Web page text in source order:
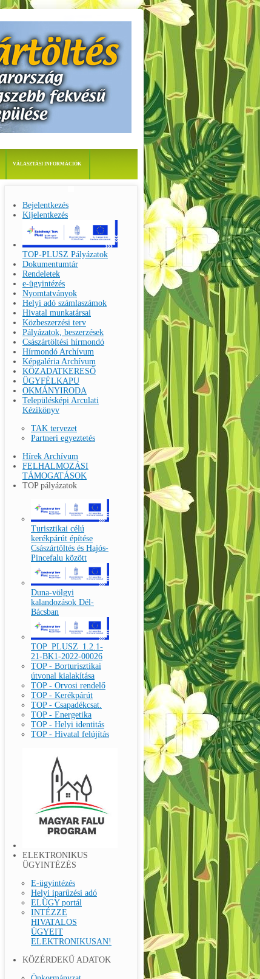
VÁLASZTÁSI INFORMÁCIÓK
Bejelentkezés
Kijelentkezés
TOP-PLUSZ Pályázatok
Dokumentumtár
Rendeletek
e-ügyintézés
Nyomtatványok
Helyi adó számlaszámok
Hivatal munkatársai
Közbeszerzési terv
Pályázatok, beszerzések
Császártöltési hírmondó
Hírmondó Archívum
Képgaléria Archívum
KÖZADATKERESŐ
ÜGYFÉLKAPU
OKMÁNYIRODA
Településképi Arculati
Kézikönyv
TAK tervezet
Partneri egyeztetés
Hírek Archívum
FELHALMOZÁSI
TÁMOGATÁSOK
TOP pályázatok
Turisztikai célú
kerékpárút építése
Császártöltés és Hajós-
Pincefalu között
Duna-völgyi
kalandozások Dél-
Bácsban
TOP_PLUSZ_1.2.1-
21-BK1-2022-00026
TOP - Borturisztikai
útvonal kialakítása
TOP - Orvosi rendelő
TOP - Kerékpárút
TOP - Csapadékcsat.
TOP - Energetika
TOP - Helyi identitás
TOP - Hivatal felújítás
ELEKTRONIKUS
ÜGYINTÉZÉS
E-ügyintézés
Helyi iparűzési adó
ELÜGY portál
INTÉZZE
HIVATALOS
ÜGYEIT
ELEKTRONIKUSAN!
KÖZÉRDEKŰ ADATOK